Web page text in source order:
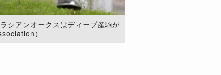
シアンオークスはディープ産駒が
）